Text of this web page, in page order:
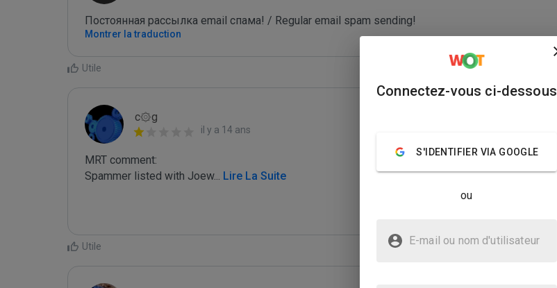
Постоянная рассылка email спама! / Regular email spam sending!
Montrer la traduction
Utile
c۞g
il y a 14 ans
MRT comment:
Spammer listed with Joew... Lire La Suite
Utile
Connectez-vous ci-dessous
S'IDENTIFIER VIA GOOGLE
ou
E-mail ou nom d'utilisateur